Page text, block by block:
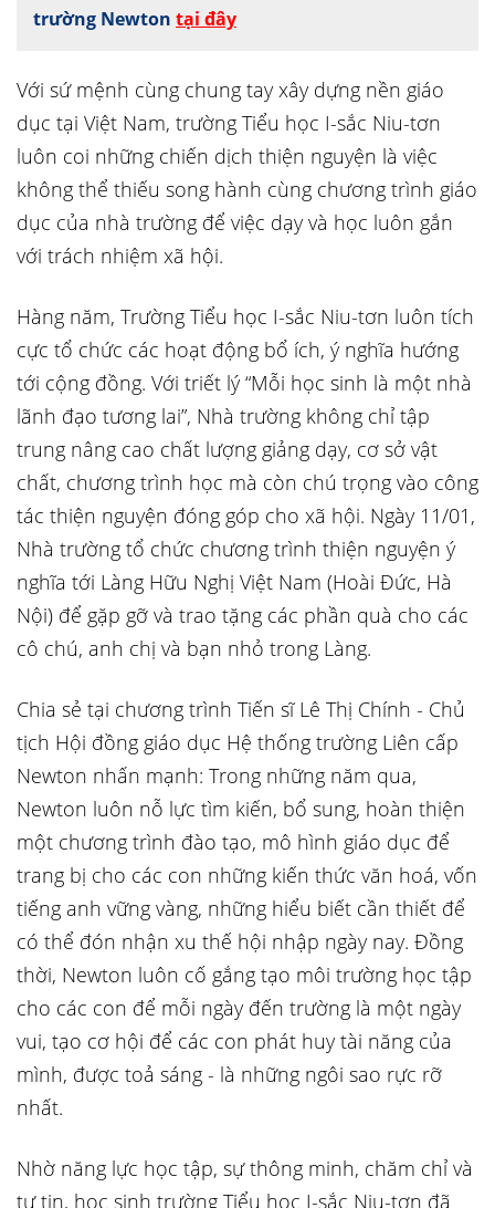
trường Newton tại đây
Với sứ mệnh cùng chung tay xây dựng nền giáo
dục tại Việt Nam, trường Tiểu học I-sắc Niu-tơn
luôn coi những chiến dịch thiện nguyện là việc
không thể thiếu song hành cùng chương trình giáo
dục của nhà trường để việc dạy và học luôn gắn
với trách nhiệm xã hội.
Hàng năm, Trường Tiểu học I-sắc Niu-tơn luôn tích
cực tổ chức các hoạt động bổ ích, ý nghĩa hướng
tới cộng đồng. Với triết lý “Mỗi học sinh là một nhà
lãnh đạo tương lai”, Nhà trường không chỉ tập
trung nâng cao chất lượng giảng dạy, cơ sở vật
chất, chương trình học mà còn chú trọng vào công
tác thiện nguyện đóng góp cho xã hội. Ngày 11/01,
Nhà trường tổ chức chương trình thiện nguyện ý
nghĩa tới Làng Hữu Nghị Việt Nam (Hoài Đức, Hà
Nội) để gặp gỡ và trao tặng các phần quà cho các
cô chú, anh chị và bạn nhỏ trong Làng.
Chia sẻ tại chương trình Tiến sĩ Lê Thị Chính - Chủ
tịch Hội đồng giáo dục Hệ thống trường Liên cấp
Newton nhấn mạnh: Trong những năm qua,
Newton luôn nỗ lực tìm kiến, bổ sung, hoàn thiện
một chương trình đào tạo, mô hình giáo dục để
trang bị cho các con những kiến thức văn hoá, vốn
tiếng anh vững vàng, những hiểu biết cần thiết để
có thể đón nhận xu thế hội nhập ngày nay. Đồng
thời, Newton luôn cố gắng tạo môi trường học tập
cho các con để mỗi ngày đến trường là một ngày
vui, tạo cơ hội để các con phát huy tài năng của
mình, được toả sáng - là những ngôi sao rực rỡ
nhất.
Nhờ năng lực học tập, sự thông minh, chăm chỉ và
tự tin, học sinh trường Tiểu học I-sắc Niu-tơn đã